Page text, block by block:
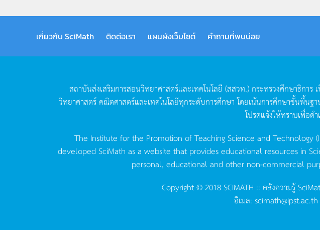
เกี่ยวกับ SciMath ติดต่อเรา แผนผังเว็บไซต์ คำถามที่พบบ่อย
สถาบันส่งเสริมการสอนวิทยาศาสตร์และเทคโนโลยี (สสวท.) กระทรวงศึกษาธิการ
วิทยาศาสตร์คณิตศาสตร์และเทคโนโลยีทุกระดับการศึกษา โดยเน้นการศึกษาขั้นพื้นฐ
โปรดแจ้งให้ทราบเพื่อด
The Institute for the Promotion of Teaching Science and Technology
developed SciMath as a website that provides educational resources in
personal, educational and other non-commercial
Copyright © 2018 SCIMATH :: คลังความรู้
อีเมล: scimath@ipst.ac.th